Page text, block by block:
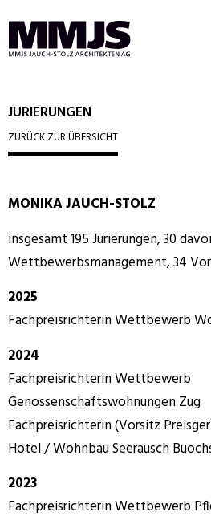
JURIERUNGEN
ZURÜCK ZUR ÜBERSICHT
MONIKA JAUCH-STOLZ
insgesamt 195 Jurierungen, 30
Wettbewerbsmanagement, 34
2025
Fachpreisrichterin Wettbewerb
2024
Fachpreisrichterin Wettbewerb
Genossenschaftswohnungen Zug
Fachpreisrichterin (Vorsitz
Hotel / Wohnbau Seerausch
2023
Fachpreisrichterin Wettbewerb